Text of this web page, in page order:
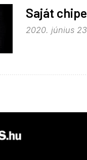
Saját
2020. június